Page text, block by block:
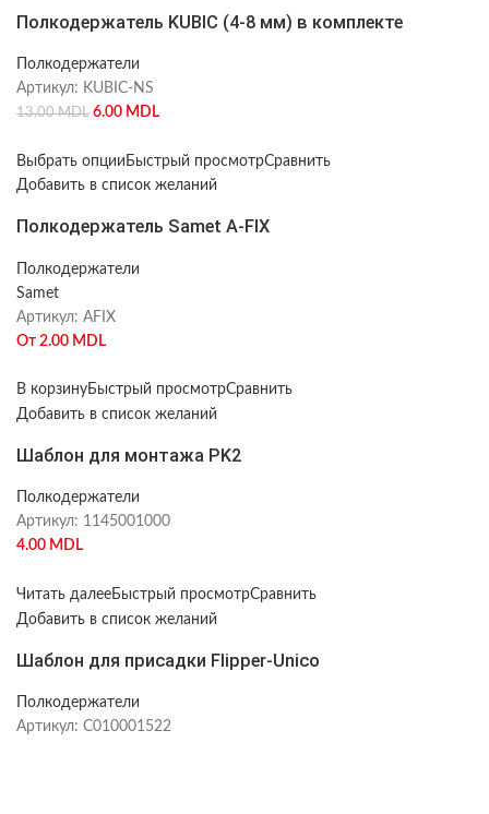
Полкодержатель KUBIC (4-8 мм) в комплекте
Полкодержатели
Артикул: KUBIC-NS
13.00MDL 6.00 MDL
Выбрать опции Быстрый просмотрСравнить
Добавить в список желаний
Полкодержатель Samet A-FIX
Полкодержатели
Samet
Артикул: AFIX
От 2.00 MDL
В корзинуБыстрый просмотрСравнить
Добавить в список желаний
Шаблон для монтажа PK2
Полкодержатели
Артикул: 1145001000
4.00 MDL
Читать далееБыстрый просмотрСравнить
Добавить в список желаний
Шаблон для присадки Flipper-Unico
Полкодержатели
Артикул: C010001522